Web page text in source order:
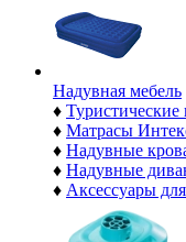
Надувная мебель
♦
♦ Матрасы
♦ Надувные
♦ Надувные
♦ Аксессуары